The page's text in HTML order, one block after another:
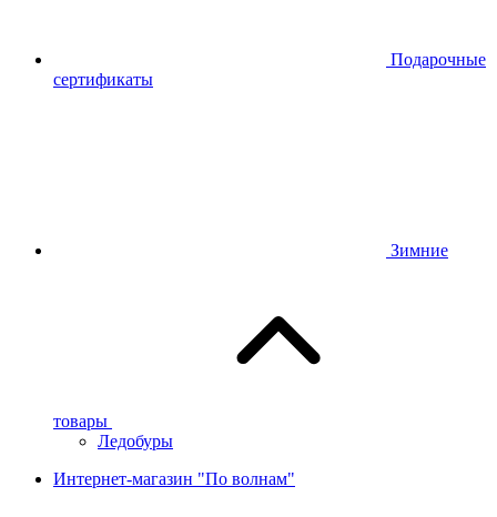
Подарочные
сертификаты
Зимние
товары
Ледобуры
Интернет-магазин "По волнам"